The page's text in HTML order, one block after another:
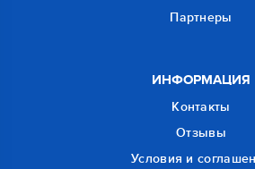
Партнеры
ИНФОРМАЦИЯ
Контакты
Отзывы
Условия и